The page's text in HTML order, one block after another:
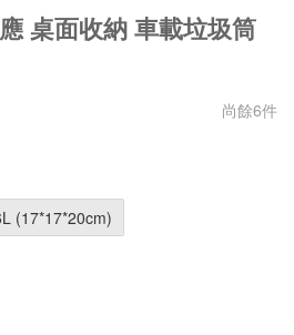
桌面收納 車載垃圾筒
尚餘6件
(17*17*20cm)